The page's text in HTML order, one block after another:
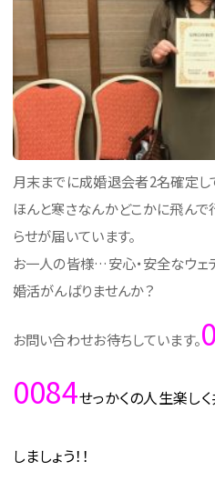
月末までに成婚退会者2名確定して
ほんと寒さなんかどこかに飛んで
らせが届いています。
お一人の皆様…安心・安全なウェ
婚活がんばりませんか？
お問い合わせお待ちしています。
0084せっかくの人生楽し
しましょう！！